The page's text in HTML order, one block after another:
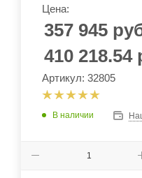
Цена:
357 945
410 218.54
Артикул: 32805
В наличии